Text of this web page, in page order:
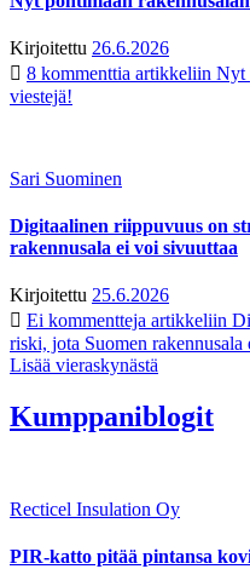
Kirjoitettu 26.6.2026
8 kommenttia artikkeliin Nyt
viestejä!
Sari Suominen
Digitaalinen riippuvuus on
rakennusala ei voi sivuuttaa
Kirjoitettu 25.6.2026
Ei kommentteja artikkeliin
riski, jota Suomen rakennusala
Lisää vieraskynästä
Kumppaniblogit
Recticel Insulation Oy
PIR-katto pitää pintansa